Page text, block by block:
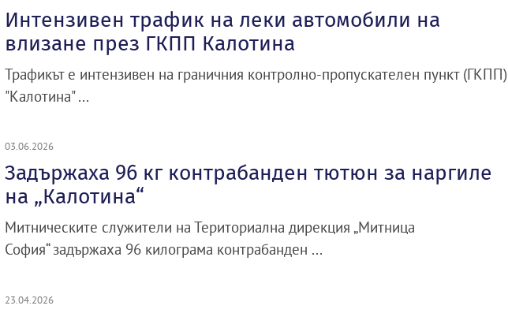
Интензивен трафик на леки автомобили на
влизане през ГКПП Калотина
Трафикът е интензивен на граничния контролно-пропускателен пункт (ГКПП)
"Калотина" ...
03.06.2026
Задържаха 96 кг контрабанден тютюн за наргиле
на „Калотина“
Митническите служители на Териториална дирекция „Митница
София“ задържаха 96 килограма контрабанден ...
23.04.2026